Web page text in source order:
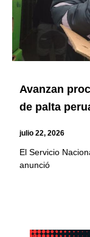
Avanzan
de palta
julio 22, 2026
El Servicio
anunció